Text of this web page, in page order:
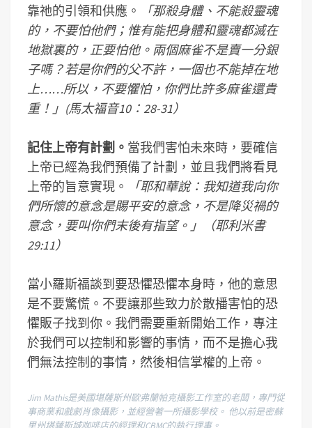
靠祂的引領和供應。
「那殺身體、不能殺靈魂
的，不要怕他們；惟有能把身體和靈魂都滅在
地獄裏的，正要怕他。兩個麻雀不是賣一分銀
子嗎？若是你們的父不許，一個也不能掉在地
上……所以，不要懼怕，你們比許多麻雀還貴
重！」(馬太福音10：28-31）
記住上帝有計劃。 當我們害怕未來時，要確信
上帝已經為我們預備了計劃，並且我們將看見
上帝的旨意實現。
「耶和華說：我知道我向你
們所懷的意念是賜平安的意念，不是降災禍的
意念，要叫你們末後有指望。」（耶利米書
29:11）
當小羅斯福談到要恐懼恐懼本身時，他的意思
是不要驚慌。不要讓那些致力於散播害怕的恐
懼販子找到你。我們需要重新開始工作，專注
於我們可以控制和影響的事情，而不是擔心我
們無法控制的事情，然後相信掌權的上帝。
Jim Mathis是美國堪薩斯州歐弗蘭帕克攝影工作室的老闆，專門從
事商業和戲劇肖像攝影，並經營著一所攝影學校。 他以前是密蘇
里州堪薩斯城咖啡店的經理和CBMC的執行理事。